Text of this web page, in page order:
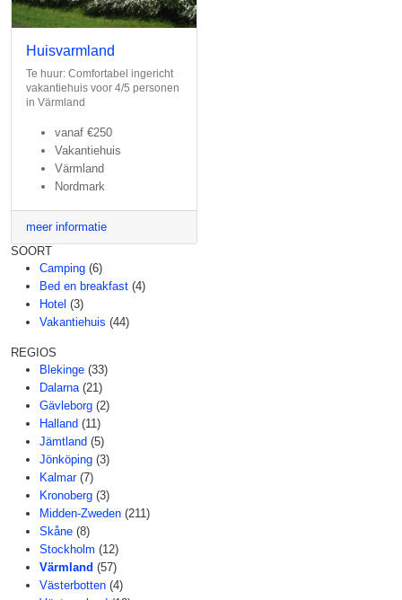
Huisvarmland
Te huur: Comfortabel ingericht
vakantiehuis voor 4/5 personen
in Värmland
vanaf €250
Vakantiehuis
Värmland
Nordmark
meer informatie
SOORT
Camping (6)
Bed en breakfast (4)
Hotel (3)
Vakantiehuis (44)
REGIOS
Blekinge (33)
Dalarna (21)
Gävleborg (2)
Halland (11)
Jämtland (5)
Jönköping (3)
Kalmar (7)
Kronoberg (3)
Midden-Zweden (211)
Skåne (8)
Stockholm (12)
Värmland (57)
Västerbotten (4)